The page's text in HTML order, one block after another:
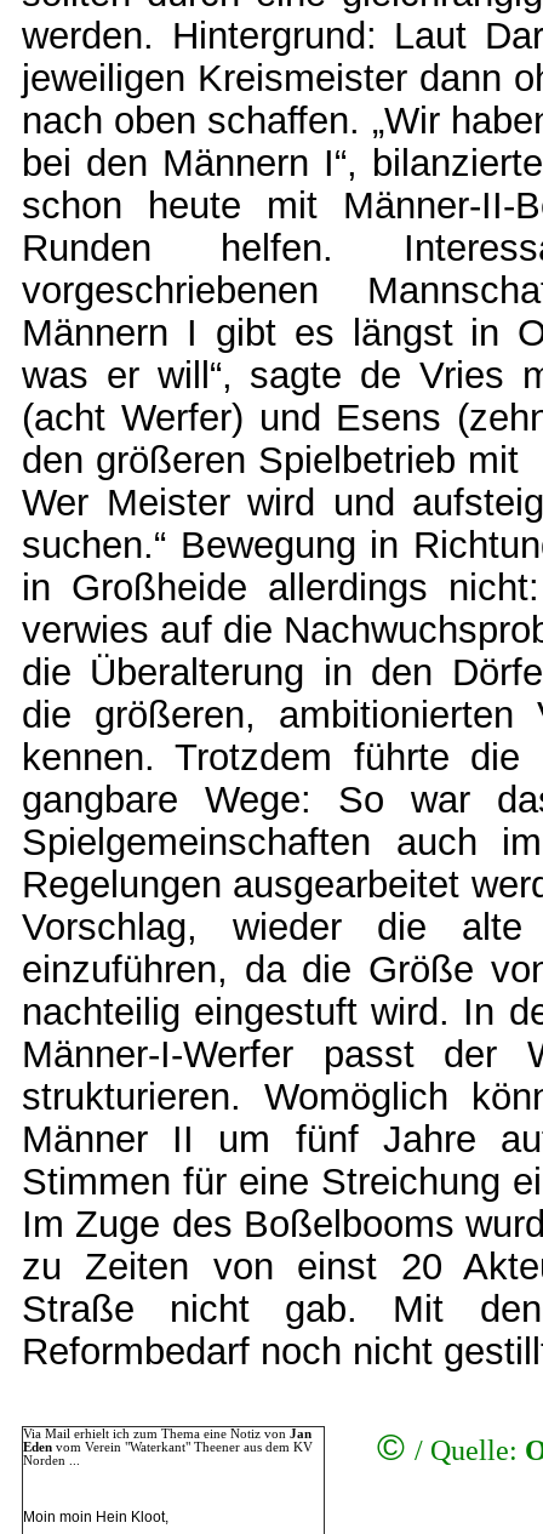
werden. Hintergrund: Laut
jeweiligen Kreismeister dann
nach oben schaffen. „Wir
bei den Männern I“,
schon heute mit Männer-II-
Runden helfen.
vorgeschriebenen
Männern I gibt es längst in
was er will“, sagte de Vries
(acht Werfer) und Esens
den größeren Spielbetrieb
Wer Meister wird und
suchen.“ Bewegung in
in Großheide allerdings
verwies auf die
die Überalterung in den
die größeren,
kennen. Trotzdem führte
gangbare Wege: So war
Spielgemeinschaften auch
Regelungen ausgearbeitet
Vorschlag, wieder die
einzuführen, da die Größe
nachteilig eingestuft wird. In
Männer-I-Werfer passt der
strukturieren. Womöglich
Männer II um fünf Jahre
Stimmen für eine Streichung
Im Zuge des Boßelbooms
zu Zeiten von einst 20
Straße nicht gab. Mit
Reformbedarf noch nicht
Via Mail erhielt ich zum Thema eine Notiz von Jan
Eden vom Verein "Waterkant" Theener aus dem KV
Norden ...
Moin moin Hein Kloot,
© / Quelle: